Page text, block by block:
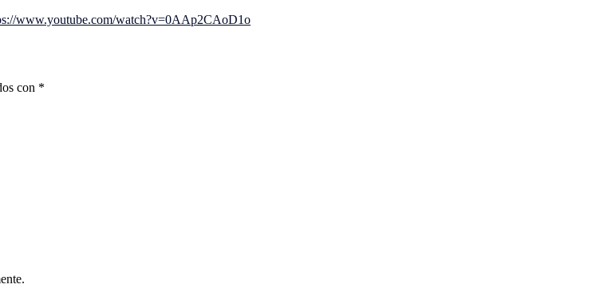
www.youtube.com/watch?v=0AAp2CAoD1o
con *